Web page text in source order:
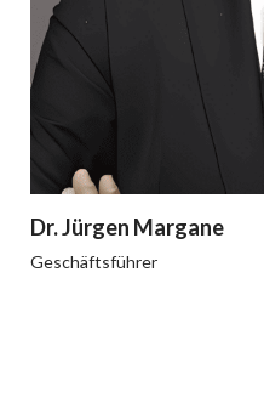
Dr. Jürgen Margane
Geschäftsführer